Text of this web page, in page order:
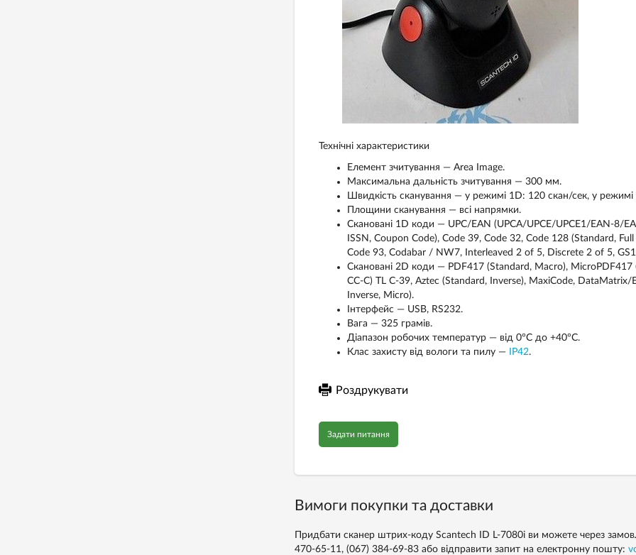
Технічні характеристики
Елемент зчитування — Area Image.
Максимальна дальність зчитування — 300 мм.
Швидкість сканування — у режимі 1D: 120 скан/сек, у
Площини сканування — всі напрямки.
Скановані 1D коди — UPC/EAN (UPCA/UPCE/UPCE1/EAN-8/
ISSN, Coupon Code), Code 39, Code 32, Code 128 (Standard,
Code 93, Codabar / NW7, Interleaved 2 of 5, Discrete 2 of 5,
Скановані 2D коди — PDF417 (Standard, Macro), MicroPDF417
CC-C) TL C-39, Aztec (Standard, Inverse), MaxiCode,
Inverse, Micro).
Інтерфейс — USB, RS232.
Вага — 325 грамів.
Діапазон робочих температур — від 0°C до +40°C.
Клас захисту від вологи та пилу —
IP42.
Роздрукувати
Задати питання
Вимоги покупки та доставки
Придбати сканер штрих-коду Scantech ID L-7080i ви можете через
470-65-11, (067) 384-69-83 або відправити запит на електронну пошту: